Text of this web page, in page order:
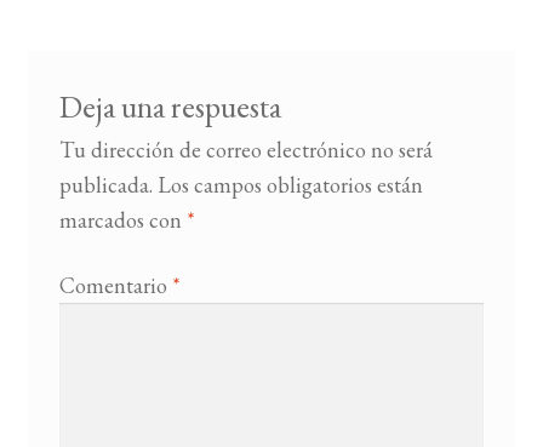
LISTA DE LIBROS
Deja una respuesta
Tu dirección de correo electrónico no será
publicada. Los campos obligatorios están
marcados con *
Comentario *